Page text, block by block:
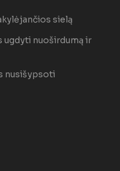
sielą
ugdyti nuoširdumą ir
nusišypsoti